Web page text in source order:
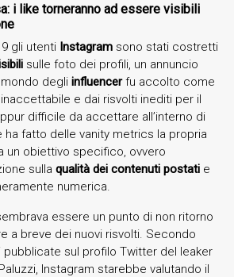
i like torneranno ad essere visibili
gli utenti Instagram sono stati costretti
sulle foto dei profili, un annuncio
degli influencerfu accolto come
e dai risvolti inediti per il
difficile da accettare all’interno di
ha fatto delle vanity metrics la propria
un obiettivo specifico, ovvero
sulla qualità dei contenuti postati e
numerica.
essere un punto di non ritorno
a breve dei nuovi risvolti. Secondo
pubblicate sul profilo Twitter del leaker
Instagram starebbe valutando il